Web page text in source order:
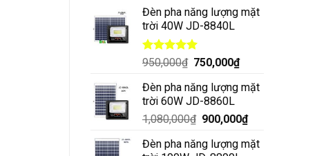
Đèn pha năng lượng mặt
trời 40W JD-8840L
Được xếp
5.00
5 sao
950,000₫ 750,000₫
Đèn pha năng lượng mặt
trời 60W JD-8860L
1,080,000₫ 900,000₫
Đèn pha năng lượng mặt